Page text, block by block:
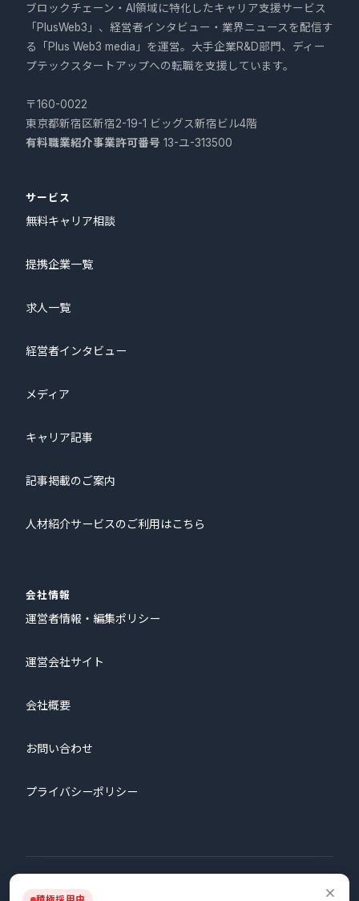
ブロックチェーン・AI領域に特化したキャリア支援サービス
「PlusWeb3」、経営者インタビュー・業界ニュースを配信す
る「Plus Web3 media」を運営。大手企業R&D部門、ディー
プテックスタートアップへの転職を支援しています。
〒160-0022
東京都新宿区新宿2-19-1 ビッグス新宿ビル4階
有料職業紹介事業許可番号 13-ユ-313500
サービス
無料キャリア相談
提携企業一覧
求人一覧
経営者インタビュー
メディア
キャリア記事
記事掲載のご案内
人材紹介サービスのご利用はこちら
会社情報
運営者情報・編集ポリシー
運営会社サイト
会社概要
お問い合わせ
プライバシーポリシー